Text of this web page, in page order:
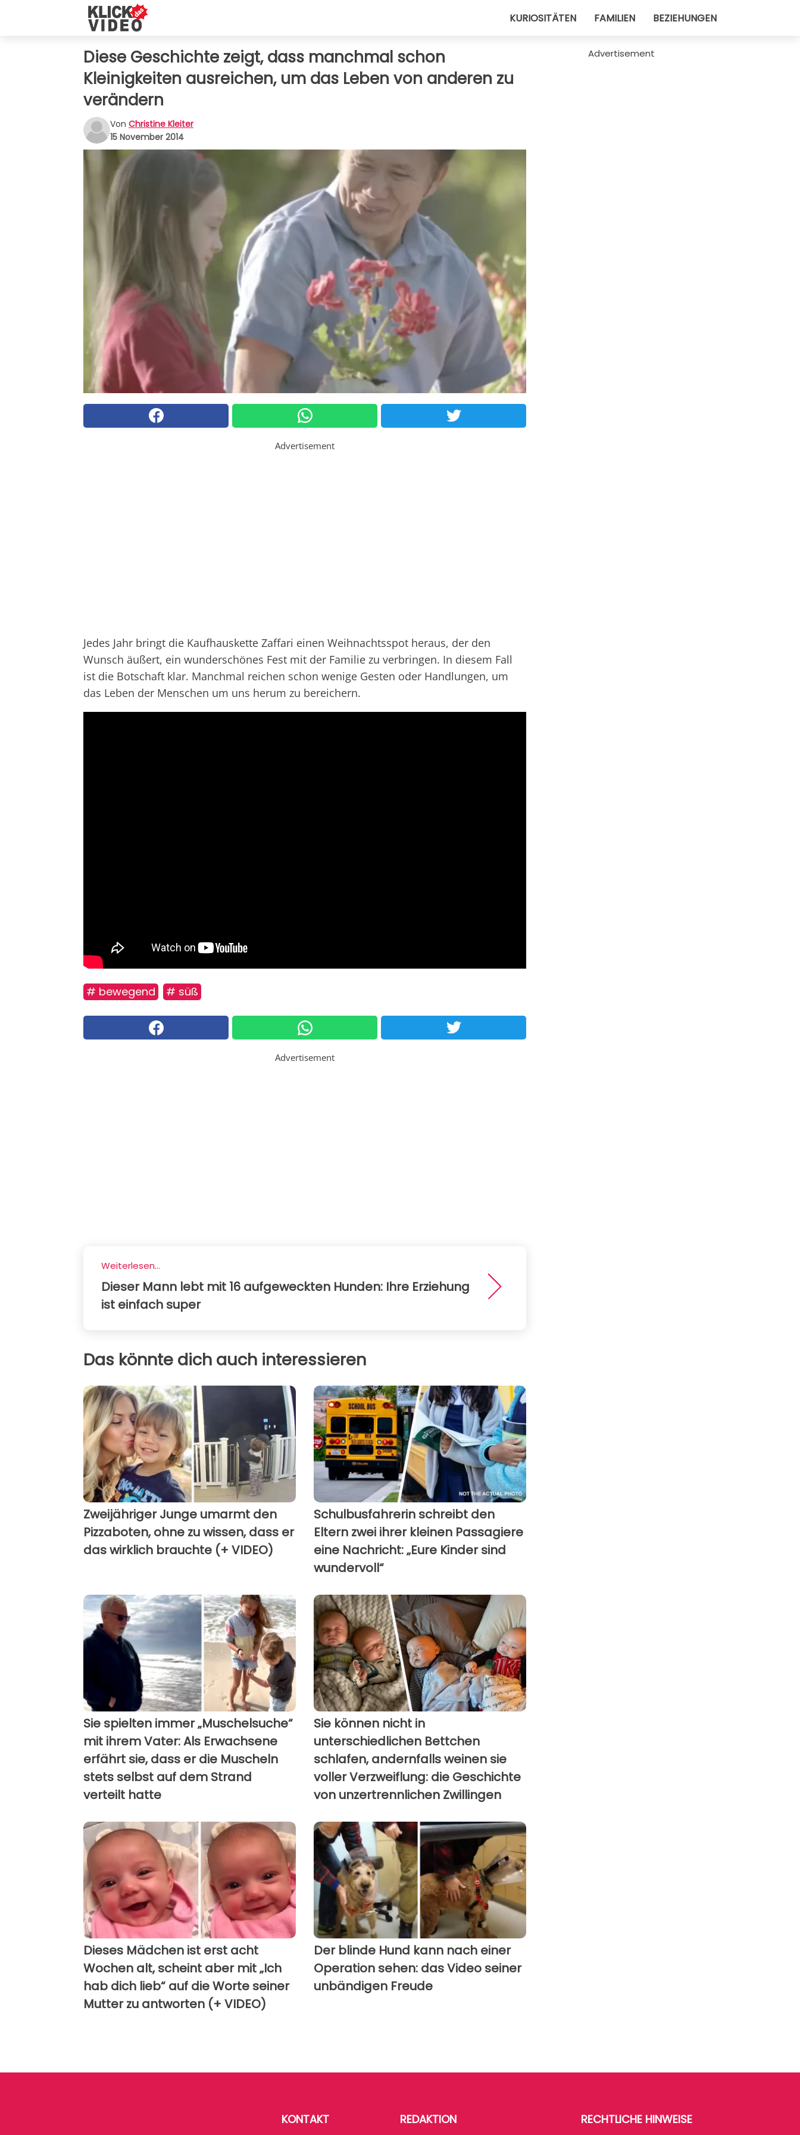
KURIOSITÄTEN FAMILIEN BEZIEHUNGEN
Diese Geschichte zeigt, dass manchmal schon
Kleinigkeiten ausreichen, um das Leben von anderen zu
verändern
Von Christine Kleiter
15 November 2014
Advertisement
Jedes Jahr bringt die Kaufhauskette Zaffari einen Weihnachtsspot heraus, der den
Wunsch äußert, ein wunderschönes Fest mit der Familie zu verbringen. In diesem Fall
ist die Botschaft klar. Manchmal reichen schon wenige Gesten oder Handlungen, um
das Leben der Menschen um uns herum zu bereichern.
# bewegend # süß
Advertisement
Weiterlesen...
Dieser Mann lebt mit 16 aufgeweckten Hunden: Ihre Erziehung
ist einfach super
Das könnte dich auch interessieren
Zweijähriger Junge umarmt den
Pizzaboten, ohne zu wissen, dass er
das wirklich brauchte (+ VIDEO)
Schulbusfahrerin schreibt den
Eltern zwei ihrer kleinen Passagiere
eine Nachricht: „Eure Kinder sind
wundervoll“
Sie spielten immer „Muschelsuche“
mit ihrem Vater: Als Erwachsene
erfährt sie, dass er die Muscheln
stets selbst auf dem Strand
verteilt hatte
Sie können nicht in
unterschiedlichen Bettchen
schlafen, andernfalls weinen sie
voller Verzweiflung: die Geschichte
von unzertrennlichen Zwillingen
Dieses Mädchen ist erst acht
Wochen alt, scheint aber mit „Ich
hab dich lieb“ auf die Worte seiner
Mutter zu antworten (+ VIDEO)
Der blinde Hund kann nach einer
Operation sehen: das Video seiner
unbändigen Freude
Advertisement
KONTAKT REDAKTION RECHTLICHE HINWEISE